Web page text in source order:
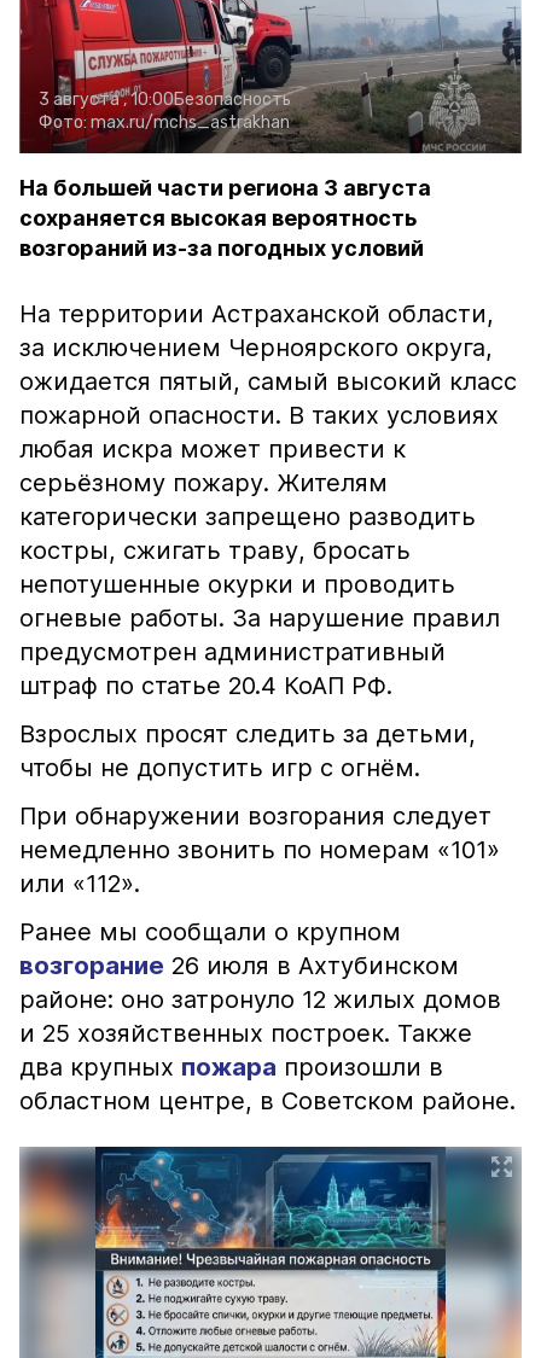
3 августа , 10:00Безопасность
Фото: max.ru/mchs_astrakhan
На большей части региона 3 августа
сохраняется высокая вероятность
возгораний из-за погодных условий
На территории Астраханской области,
за исключением Черноярского округа,
ожидается пятый, самый высокий класс
пожарной опасности. В таких условиях
любая искра может привести к
серьёзному пожару. Жителям
категорически запрещено разводить
костры, сжигать траву, бросать
непотушенные окурки и проводить
огневые работы. За нарушение правил
предусмотрен административный
штраф по статье 20.4 КоАП РФ.
Взрослых просят следить за детьми,
чтобы не допустить игр с огнём.
При обнаружении возгорания следует
немедленно звонить по номерам «101»
или «112».
Ранее мы сообщали о крупном
возгорание 26 июля в Ахтубинском
районе: оно затронуло 12 жилых домов
и 25 хозяйственных построек. Также
два крупных пожара произошли в
областном центре, в Советском районе.